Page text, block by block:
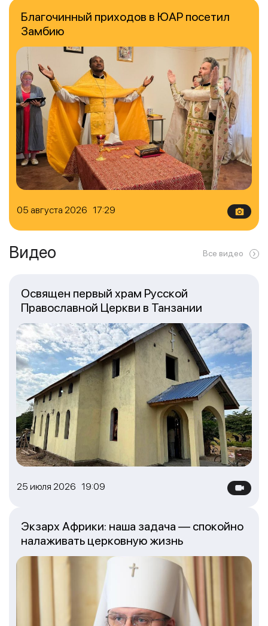
05 августа 2026 17:29
Благочинный приходов в ЮАР посетил
Замбию
Видео Все видео
25 июля 2026 19:09
Освящен первый храм Русской
Православной Церкви в Танзании
Экзарх Африки: наша задача — спокойно
налаживать церковную жизнь